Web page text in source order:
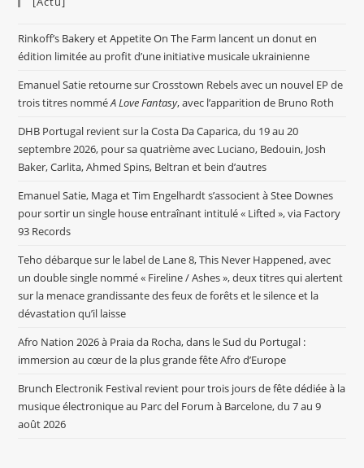
Rinkoff’s Bakery et Appetite On The Farm lancent un donut en
édition limitée au profit d’une initiative musicale ukrainienne
Emanuel Satie retourne sur Crosstown Rebels avec un nouvel EP de
trois titres nomméA Love Fantasy, avec l’apparition de Bruno Roth
DHB Portugal revient sur la Costa Da Caparica, du 19 au 20
septembre 2026, pour sa quatrième avec Luciano, Bedouin, Josh
Baker, Carlita, Ahmed Spins, Beltran et bein d’autres
Emanuel Satie, Maga et Tim Engelhardt s’associent à Stee Downes
pour sortir un single house entraînant intitulé « Lifted », via Factory
93 Records
Teho débarque sur le label de Lane 8, This Never Happened, avec
un double single nommé « Fireline / Ashes », deux titres qui alertent
sur la menace grandissante des feux de forêts et le silence et la
dévastation qu’il laisse
Afro Nation 2026 à Praia da Rocha, dans le Sud du Portugal :
immersion au cœur de la plus grande fête Afro d’Europe
Brunch Electronik Festival revient pour trois jours de fête dédiée à la
musique électronique au Parc del Forum à Barcelone, du 7 au 9
août 2026